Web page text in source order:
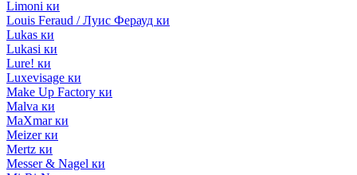
Limoni ки
Louis Feraud / Луис Ферауд ки
Lukas ки
Lukasi ки
Lure! ки
Luxevisage ки
Make Up Factory ки
Malva ки
MaXmar ки
Meizer ки
Mertz ки
Messer & Nagel ки